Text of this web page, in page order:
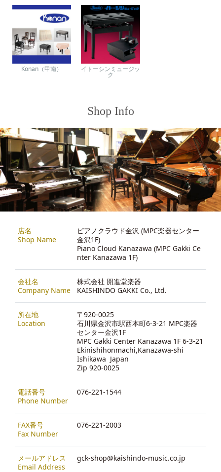
Konan（甲南） イトーシンミュージッ
ク
Shop Info
店名
Shop Name
ピアノクラウド金沢 (MPC楽器センター
金沢1F)
Piano Cloud Kanazawa (MPC Gakki Ce
nter Kanazawa 1F)
会社名
Company Name
株式会社 開進堂楽器
KAISHINDO GAKKI Co., Ltd.
所在地
Location
〒920-0025
石川県金沢市駅西本町6-3-21 MPC楽器
センター金沢1F
MPC Gakki Center Kanazawa 1F 6-3-21
Ekinishihonmachi,Kanazawa-shi
Ishikawa Japan
Zip 920-0025
電話番号
Phone Number
076-221-1544
FAX番号
Fax Number
076-221-2003
メールアドレス
Email Address
gck-shop@kaishindo-music.co.jp